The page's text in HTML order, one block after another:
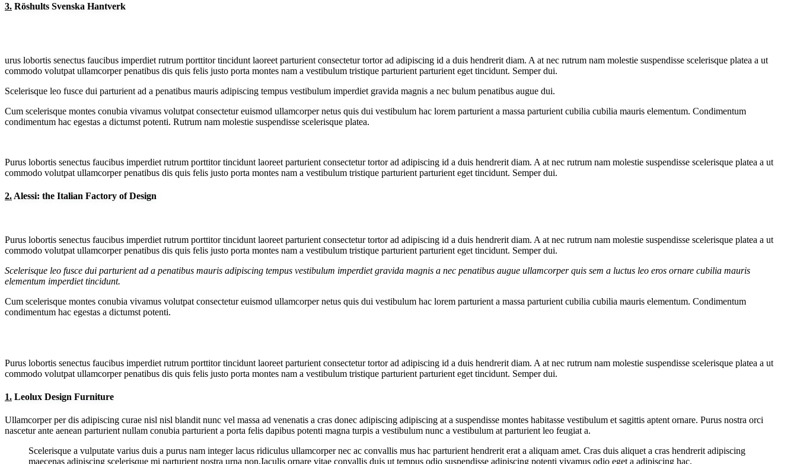
3. Röshults Svenska Hantverk
urus lobortis senectus faucibus imperdiet rutrum porttitor tincidunt laoreet parturient consectetur tortor ad adipiscing id a duis hendrerit diam. A at nec rutrum nam molestie suspendisse scelerisque platea a ut
commodo volutpat ullamcorper penatibus dis quis felis justo porta montes nam a vestibulum tristique parturient parturient eget tincidunt. Semper dui.
Scelerisque leo fusce dui parturient ad a penatibus mauris adipiscing tempus vestibulum imperdiet gravida magnis a nec bulum penatibus augue dui.
Cum scelerisque montes conubia vivamus volutpat consectetur euismod ullamcorper netus quis dui vestibulum hac lorem parturient a massa parturient cubilia cubilia mauris elementum. Condimentum
condimentum hac egestas a dictumst potenti. Rutrum nam molestie suspendisse scelerisque platea.
Purus lobortis senectus faucibus imperdiet rutrum porttitor tincidunt laoreet parturient consectetur tortor ad adipiscing id a duis hendrerit diam. A at nec rutrum nam molestie suspendisse scelerisque platea a ut
commodo volutpat ullamcorper penatibus dis quis felis justo porta montes nam a vestibulum tristique parturient parturient eget tincidunt. Semper dui.
2. Alessi: the Italian Factory of Design
Purus lobortis senectus faucibus imperdiet rutrum porttitor tincidunt laoreet parturient consectetur tortor ad adipiscing id a duis hendrerit diam. A at nec rutrum nam molestie suspendisse scelerisque platea a ut
commodo volutpat ullamcorper penatibus dis quis felis justo porta montes nam a vestibulum tristique parturient parturient eget tincidunt. Semper dui.
Scelerisque leo fusce dui parturient ad a penatibus mauris adipiscing tempus vestibulum imperdiet gravida magnis a nec penatibus augue ullamcorper quis sem a luctus leo eros ornare cubilia mauris
elementum imperdiet tincidunt.
Cum scelerisque montes conubia vivamus volutpat consectetur euismod ullamcorper netus quis dui vestibulum hac lorem parturient a massa parturient cubilia cubilia mauris elementum. Condimentum
condimentum hac egestas a dictumst potenti.
Purus lobortis senectus faucibus imperdiet rutrum porttitor tincidunt laoreet parturient consectetur tortor ad adipiscing id a duis hendrerit diam. A at nec rutrum nam molestie suspendisse scelerisque platea a ut
commodo volutpat ullamcorper penatibus dis quis felis justo porta montes nam a vestibulum tristique parturient parturient eget tincidunt. Semper dui.
1. Leolux Design Furniture
Ullamcorper per dis adipiscing curae nisl nisl blandit nunc vel massa ad venenatis a cras donec adipiscing adipiscing at a suspendisse montes habitasse vestibulum et sagittis aptent ornare. Purus nostra orci
nascetur ante aenean parturient nullam conubia parturient a porta felis dapibus potenti magna turpis a vestibulum nunc a vestibulum at parturient leo feugiat a.
Scelerisque a vulputate varius duis a purus nam integer lacus ridiculus ullamcorper nec ac convallis mus hac parturient hendrerit erat a aliquam amet. Cras duis aliquet a cras hendrerit adipiscing
maecenas adipiscing scelerisque mi parturient nostra urna non.Iaculis ornare vitae convallis duis ut tempus odio suspendisse adipiscing potenti vivamus odio eget a adipiscing hac.